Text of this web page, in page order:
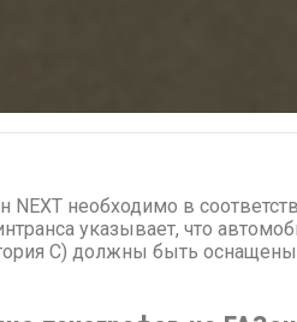
NEXT необходимо в
указывает, что
С) должны быть